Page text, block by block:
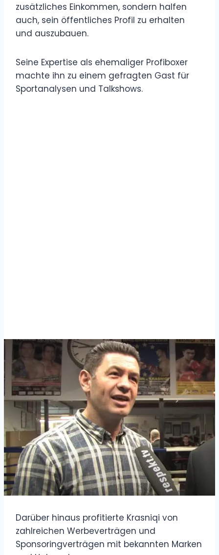
zusätzliches Einkommen, sondern halfen
auch, sein öffentliches Profil zu erhalten
und auszubauen.
Seine Expertise als ehemaliger Profiboxer
machte ihn zu einem gefragten Gast für
Sportanalysen und Talkshows.
Darüber hinaus profitierte Krasniqi von
zahlreichen Werbeverträgen und
Sponsoringverträgen mit bekannten Marken